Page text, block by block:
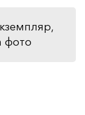
фото